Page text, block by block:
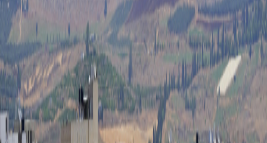
Sastra
Literasi Umat